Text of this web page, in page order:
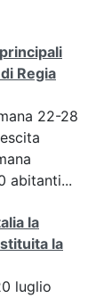
Regia
22-28
abitanti...
la
la
luglio